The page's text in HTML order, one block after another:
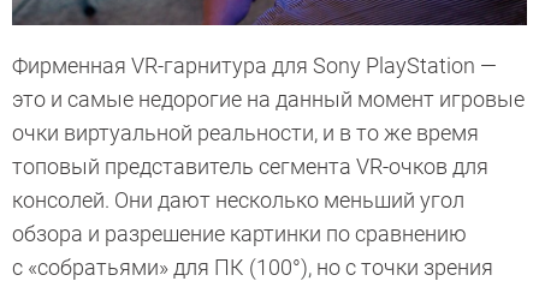
Фирменная VR-гарнитура для Sony PlayStation —
это и самые недорогие на данный момент игровые
очки виртуальной реальности, и в то же время
топовый представитель сегмента VR-очков для
консолей. Они дают несколько меньший угол
обзора и разрешение картинки по сравнению
с «собратьями» для ПК (100°), но с точки зрения